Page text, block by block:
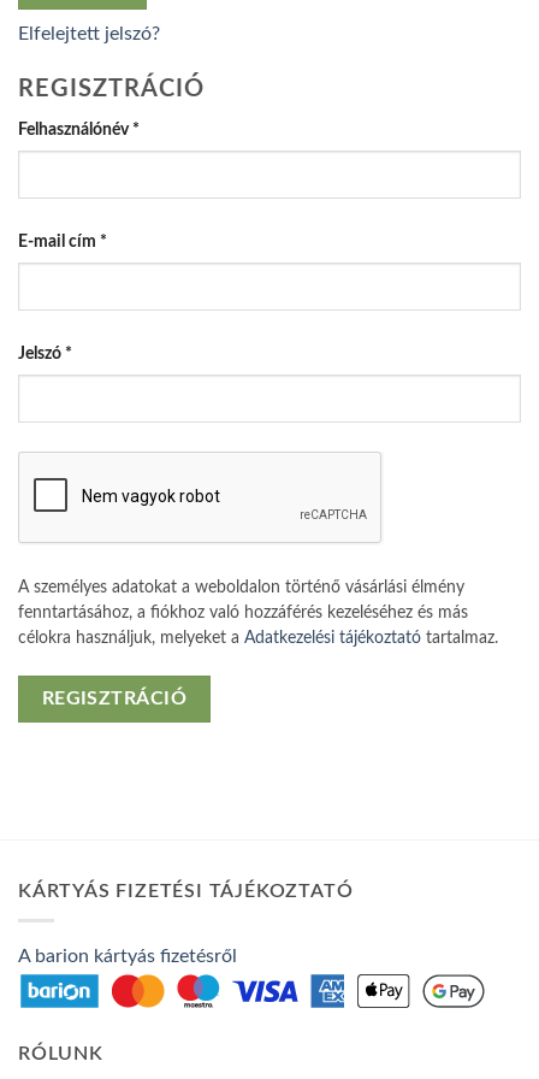
Elfelejtett jelszó?
REGISZTRÁCIÓ
Felhasználónév *
E-mail cím *
Jelszó *
A személyes adatokat a weboldalon történő vásárlási élmény
fenntartásához, a fiókhoz való hozzáférés kezeléséhez és más
célokra használjuk, melyeket a Adatkezelési tájékoztató tartalmaz.
REGISZTRÁCIÓ
KÁRTYÁS FIZETÉSI TÁJÉKOZTATÓ
A barion kártyás fizetésről
RÓLUNK